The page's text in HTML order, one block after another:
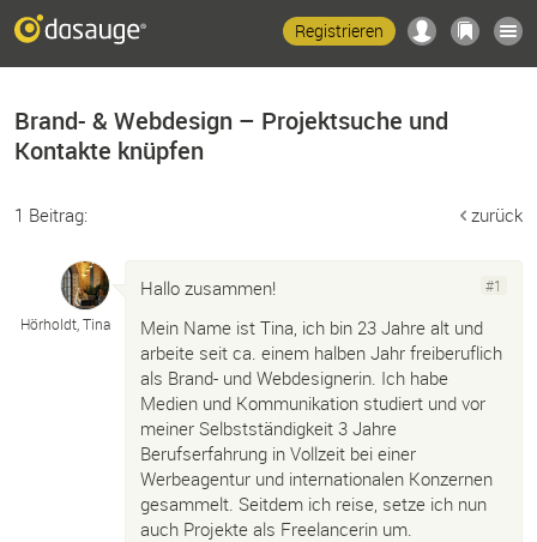
Registrieren
Brand- & Webdesign – Projektsuche und
Kontakte knüpfen
1 Beitrag: zurück
Hörholdt, Tina
#1
Hallo zusammen!
Mein Name ist Tina, ich bin 23 Jahre alt und
arbeite seit ca. einem halben Jahr freiberuflich
als Brand- und Webdesignerin. Ich habe
Medien und Kommunikation studiert und vor
meiner Selbstständigkeit 3 Jahre
Berufserfahrung in Vollzeit bei einer
Werbeagentur und internationalen Konzernen
gesammelt. Seitdem ich reise, setze ich nun
auch Projekte als Freelancerin um.